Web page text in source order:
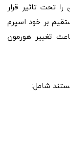
تحت تاثیر قرار
بر خود اسپرم
تغییر هورمون
شامل: